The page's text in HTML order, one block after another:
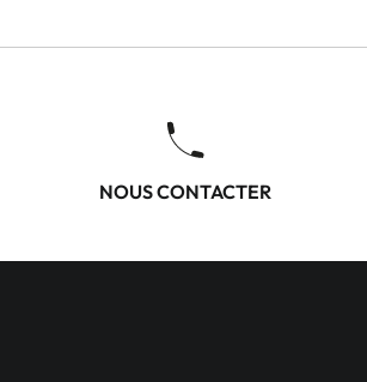
NOUS CONTACTER